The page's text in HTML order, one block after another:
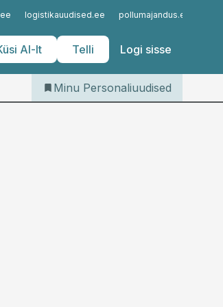
logistikauudised.ee pollumajandus.ee
AI-lt Telli Logi sisse
Iseteenindus
Telli Personaliuudised
Minu Personaliuudised